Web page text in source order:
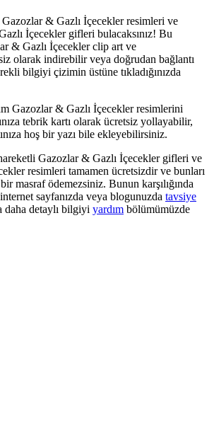
& Gazlı İçecekler resimleri ve
İçecekler gifleri bulacaksınız! Bu
& Gazlı İçecekler clip art ve
olarak indirebilir veya doğrudan bağlantı
bilgiyi çizimin üstüne tıkladığınızda
Gazozlar & Gazlı İçecekler resimlerini
tebrik kartı olarak ücretsiz yollayabilir,
hoş bir yazı bile ekleyebilirsiniz.
Gazozlar & Gazlı İçecekler gifleri ve
resimleri tamamen ücretsizdir ve bunları
masraf ödemezsiniz. Bunun karşılığında
sayfanızda veya blogunuzda tavsiye
daha detaylı bilgiyi yardım bölümümüzde